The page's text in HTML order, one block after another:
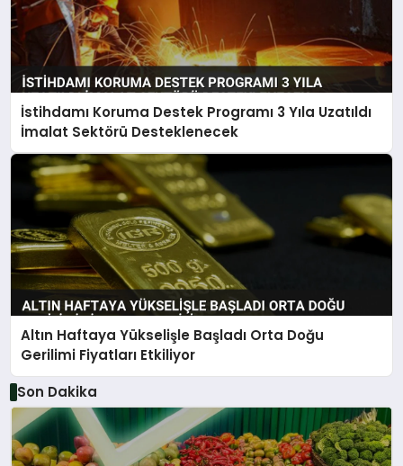
İstihdamı Koruma Destek Programı 3 Yıla Uzatıldı
İmalat Sektörü Desteklenecek
Altın Haftaya Yükselişle Başladı Orta Doğu
Gerilimi Fiyatları Etkiliyor
Son Dakika